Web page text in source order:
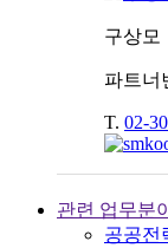
구상모
파트너
T. 02-
관련 업무분
공공전